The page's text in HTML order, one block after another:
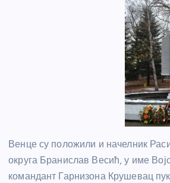
Венце су положили и начелник
округа Бранислав Весић, у име
командант Гарнизона Крушевац